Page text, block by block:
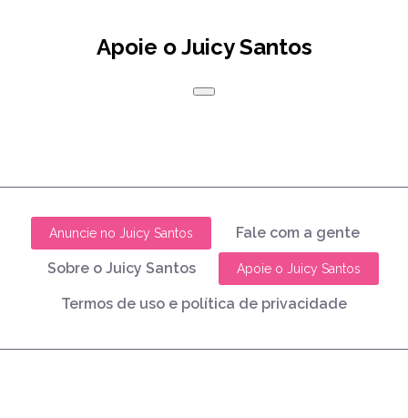
Apoie o Juicy Santos
Anuncie no Juicy Santos Fale com a gente
Sobre o Juicy Santos Apoie o Juicy Santos
Termos de uso e política de privacidade